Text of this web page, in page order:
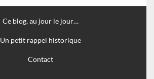
Ce blog, au jour le jour…
Un petit rappel historique
Contact